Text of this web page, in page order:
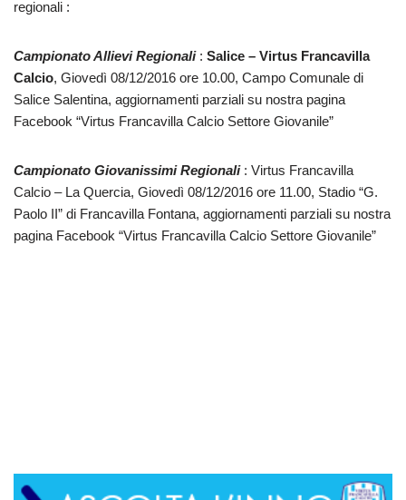
regionali :
Campionato Allievi Regionali: Salice – Virtus Francavilla
Calcio, Giovedì 08/12/2016 ore 10.00, Campo Comunale di
Salice Salentina, aggiornamenti parziali su nostra pagina
Facebook “Virtus Francavilla Calcio Settore Giovanile”
Campionato Giovanissimi Regionali : Virtus Francavilla
Calcio – La Quercia, Giovedì 08/12/2016 ore 11.00, Stadio “G.
Paolo II” di Francavilla Fontana, aggiornamenti parziali su nostra
pagina Facebook “Virtus Francavilla Calcio Settore Giovanile”